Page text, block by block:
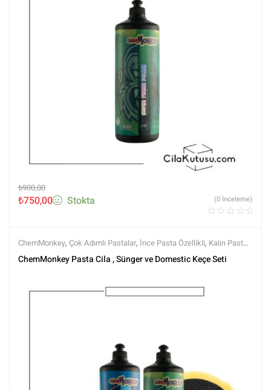
₺900,00
₺750,00 Stokta (0 İnceleme)
ChemMonkey, Çok Adımlı Pastalar, İnce Pasta Özellikli, Kalın Pasta,
Keçeler,Koruma Özellikli,Markalar,MG PADS,Pedler,Pedler ve
ChemMonkey Pasta Cila , Sünger ve Domestic Keçe Seti